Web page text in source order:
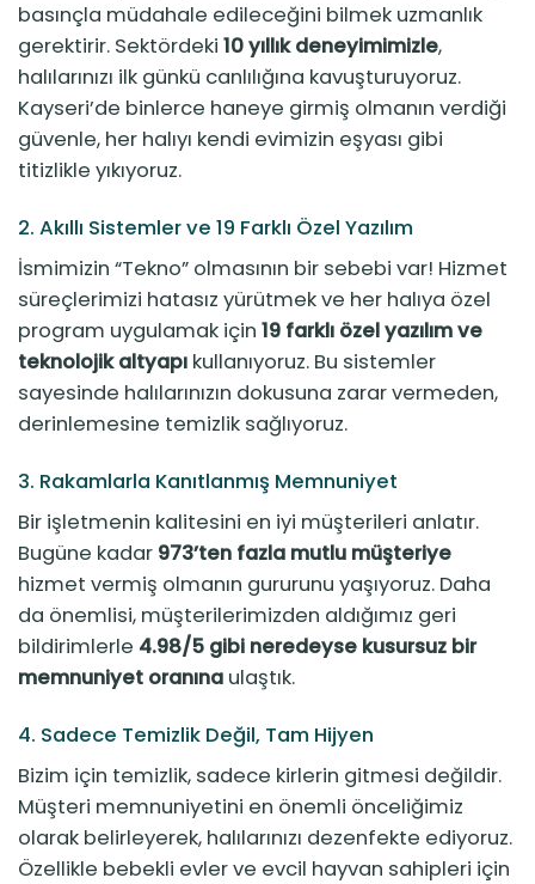
basınçla müdahale edileceğini bilmek uzmanlık
gerektirir. Sektördeki 10 yıllık deneyimimizle,
halılarınızı ilk günkü canlılığına kavuşturuyoruz.
Kayseri’de binlerce haneye girmiş olmanın verdiği
güvenle, her halıyı kendi evimizin eşyası gibi
titizlikle yıkıyoruz.
2. Akıllı Sistemler ve 19 Farklı Özel Yazılım
İsmimizin “Tekno” olmasının bir sebebi var! Hizmet
süreçlerimizi hatasız yürütmek ve her halıya özel
program uygulamak için 19 farklı özel yazılım ve
teknolojik altyapı kullanıyoruz. Bu sistemler
sayesinde halılarınızın dokusuna zarar vermeden,
derinlemesine temizlik sağlıyoruz.
3. Rakamlarla Kanıtlanmış Memnuniyet
Bir işletmenin kalitesini en iyi müşterileri anlatır.
Bugüne kadar 973’ten fazla mutlu müşteriye
hizmet vermiş olmanın gururunu yaşıyoruz. Daha
da önemlisi, müşterilerimizden aldığımız geri
bildirimlerle 4.98/5 gibi neredeyse kusursuz bir
memnuniyet oranına ulaştık.
4. Sadece Temizlik Değil, Tam Hijyen
Bizim için temizlik, sadece kirlerin gitmesi değildir.
Müşteri memnuniyetini en önemli önceliğimiz
olarak belirleyerek, halılarınızı dezenfekte ediyoruz.
Özellikle bebekli evler ve evcil hayvan sahipleri için